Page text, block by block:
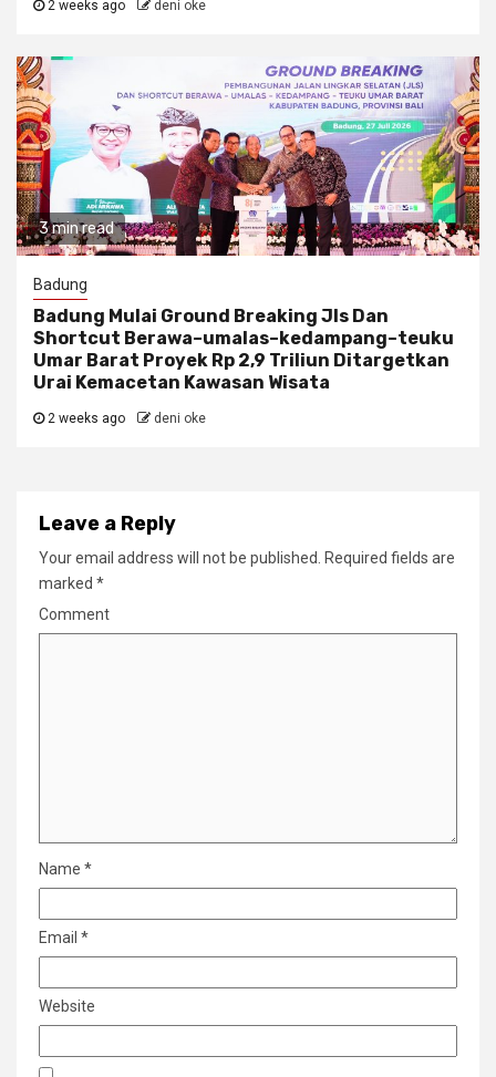
2 weeks ago deni oke
3 min read
Badung
Badung Mulai Ground Breaking Jls Dan
Shortcut Berawa–umalas–kedampang–teuku
Umar Barat Proyek Rp 2,9 Triliun Ditargetkan
Urai Kemacetan Kawasan Wisata
2 weeks ago deni oke
Leave a Reply
Your email address will not be published.
Required fields are
marked *
Comment
Name *
Email *
Website